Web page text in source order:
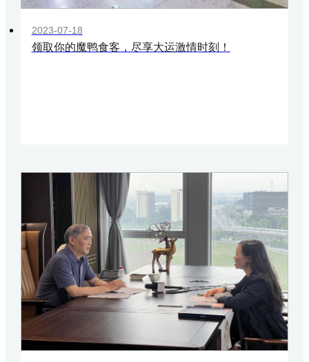
2023-07-18
领取你的魔鸭食客，尽享大运激情时刻！